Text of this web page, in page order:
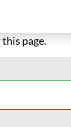
page.